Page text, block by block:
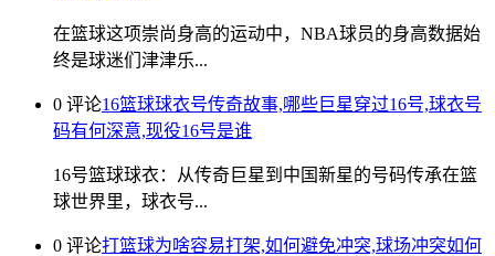
在篮球这项崇尚身高的运动中，NBA球员的身高数据始
终是球迷们津津乐...
0 评论16篮球球衣号传奇故事,哪些巨星穿过16号,球衣号
码有何深意,现役16号是谁
16号篮球球衣：从传奇巨星到中国新星的号码传承在篮
球世界里，球衣号...
0 评论打篮球为啥容易打架,如何避免冲突,球场冲突如何